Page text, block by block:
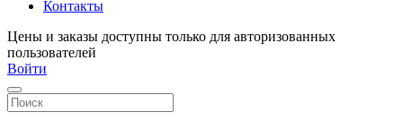
Контакты
Цены и заказы доступны только для авторизованных
пользователей
Войти